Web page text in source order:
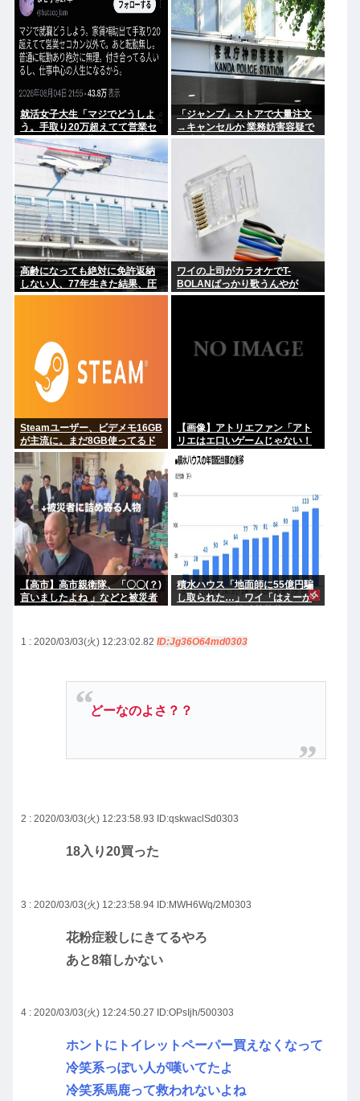
就活女子大生「マジでどうしよ
う。手取り20万超えてて営業セ
コカン以外で転勤無しの会社な
い」
「ジャンプ」ストアで大量注文
→キャンセルか 業務妨害容疑で
女逮捕
高齢になっても絶対に免許返納
しない人、77年生きた結果、圧
倒的な『そうはならんやろ』で
ワイの上司がカラオケでT-
BOLANばっかり歌うんやが
Steamユーザー、ビデメモ16GB
が主流に。まだ8GB使ってるド
アホの嫌儲民は反省文書いて
ね。
【画像】アトリエファン「アト
リエはエ口いゲームじゃない！
ライザを性的な目で見てる奴は
にわか！」
【高市】高市親衛隊、「〇〇(？)
言いましたよね 」などと被災者
積水ハウス「地面師に55億円騙
し取られた…」ワイ「はえーか
1 : 2020/03/03(火) 12:23:02.82 ID:Jg36O64md0303
どーなのよさ？？
2 : 2020/03/03(火) 12:23:58.93 ID:qskwaclSd0303
18入り20買った
3 : 2020/03/03(火) 12:23:58.94 ID:MWH6Wq/2M0303
花粉症殺しにきてるやろ
あと8箱しかない
4 : 2020/03/03(火) 12:24:50.27 ID:OPsIjh/500303
ホントにトイレットペーパー買えなくなって
冷笑系っぽい人が嘆いてたよ
冷笑系馬鹿って救われないよね